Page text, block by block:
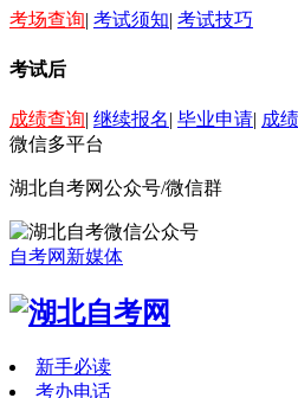
考场查询| 考试须知| 考试技巧
考试后
成绩查询| 继续报名| 毕业申请| 成
微信多平台
湖北自考网公众号/微信群
自考网新媒体
新手必读
考办电话